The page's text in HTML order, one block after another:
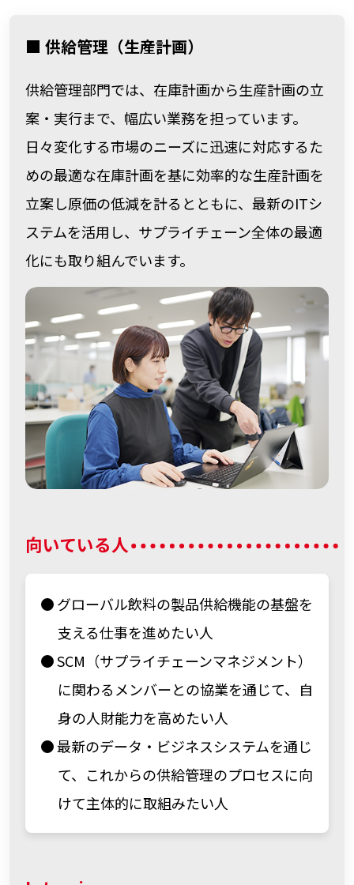
■ 供給管理（生産計画）
供給管理部門では、在庫計画から生産計画の立
案・実行まで、幅広い業務を担っています。
日々変化する市場のニーズに迅速に対応するた
めの最適な在庫計画を基に効率的な生産計画を
立案し原価の低減を計るとともに、最新のITシ
ステムを活用し、サプライチェーン全体の最適
化にも取り組んでいます。
向いている人
グローバル飲料の製品供給機能の基盤を
支える仕事を進めたい人
SCM（サプライチェーンマネジメント）
に関わるメンバーとの協業を通じて、自
身の人財能力を高めたい人
最新のデータ・ビジネスシステムを通じ
て、これからの供給管理のプロセスに向
けて主体的に取組みたい人